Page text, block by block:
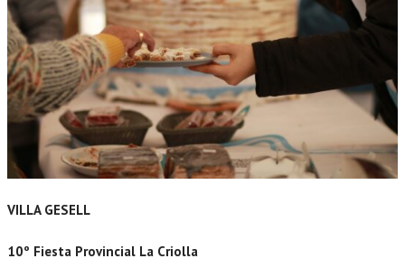
VILLA GESELL
10º Fiesta Provincial La Criolla